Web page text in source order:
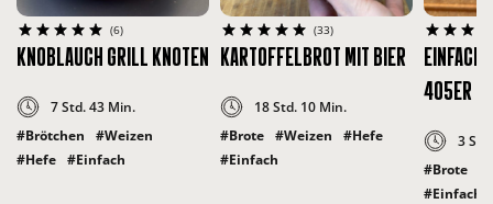
(6)
KNOBLAUCH GRILL KNOTEN
7 Std. 43 Min.
#Brötchen
#Weizen
#Hefe #Einfach
(33)
KARTOFFELBROT MIT BIER
18 Std. 10 Min.
#Brote #Weizen
#Hefe
#Einfach
405ER
3
#Brote
#Einfach